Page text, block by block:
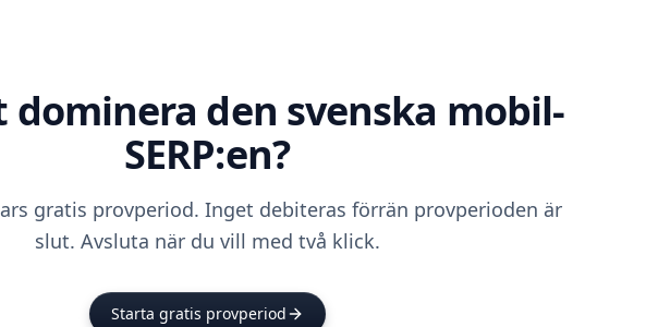
dominera den svenska mobil-
SERP:en?
gratis provperiod. Inget debiteras förrän provperioden är
slut. Avsluta när du vill med två klick.
Starta gratis provperiod